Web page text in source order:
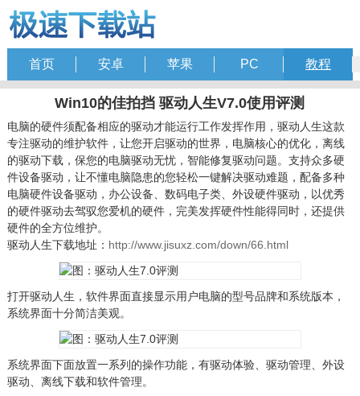
首页 安卓 苹果 PC 教程
Win10的佳拍挡 驱动人生V7.0使用评测
电脑的硬件须配备相应的驱动才能运行工作发挥作用，驱动人生这款
专注驱动的维护软件，让您开启驱动的世界，电脑核心的优化，离线
的驱动下载，保您的电脑驱动无忧，智能修复驱动问题。支持众多硬
件设备驱动，让不懂电脑隐患的您轻松一键解决驱动难题，配备多种
电脑硬件设备驱动，办公设备、数码电子类、外设硬件驱动，以优秀
的硬件驱动去驾驭您爱机的硬件，完美发挥硬件性能得同时，还提供
硬件的全方位维护。
驱动人生下载地址： http://www.jisuxz.com/down/66.html
打开驱动人生，软件界面直接显示用户电脑的型号品牌和系统版本，
系统界面十分简洁美观。
系统界面下面放置一系列的操作功能，有驱动体验、驱动管理、外设
驱动、离线下载和软件管理。